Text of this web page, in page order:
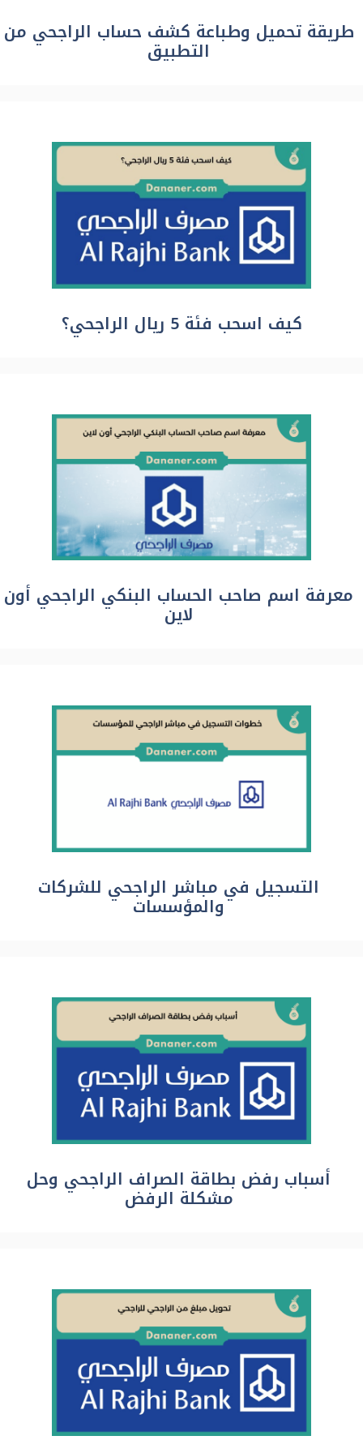
طريقة تحميل وطباعة كشف حساب الراجحي من
التطبيق
كيف اسحب فئة 5 ريال الراجحي؟
معرفة اسم صاحب الحساب البنكي الراجحي أون
لاين
التسجيل في مباشر الراجحي للشركات
والمؤسسات
أسباب رفض بطاقة الصراف الراجحي وحل
مشكلة الرفض